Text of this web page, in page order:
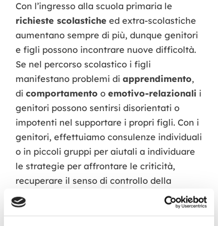
Con l’ingresso alla scuola primaria le
richieste scolastiche ed extra-scolastiche
aumentano sempre di più, dunque genitori
e figli possono incontrare nuove difficoltà.
Se nel percorso scolastico i figli
manifestano problemi di apprendimento,
di comportamento o emotivo-relazionali i
genitori possono sentirsi disorientati o
impotenti nel supportare i propri figli. Con i
genitori, effettuiamo consulenze individuali
o in piccoli gruppi per aiutali a individuare
le strategie per affrontare le criticità,
recuperare il senso di controllo della
situazione e raggiungere un maggior senso
di